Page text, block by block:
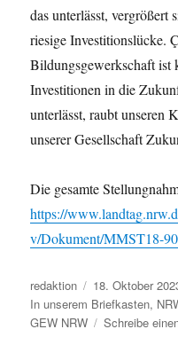
das unterlässt, vergrößert
riesige Investitionslücke.
Bildungsgewerkschaft
Investitionen in die
unterlässt, raubt unseren
unserer Gesellschaft
Die gesamte
https://
v/Dokument/MMST18-
Autor
redaktion
Veröffentlicht
am
18. Oktober
In unserem Briefkasten,
GEW NRW
Schreibe